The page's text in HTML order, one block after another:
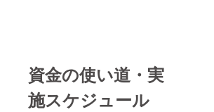
資金の使い道・実
施スケジュール